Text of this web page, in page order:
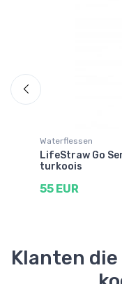
Waterflessen
LifeStraw Go
turkoois
55 EUR
Klanten